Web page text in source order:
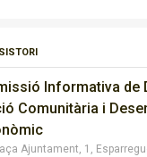
Informativa de
Comunitària i
Ajuntament, 1,